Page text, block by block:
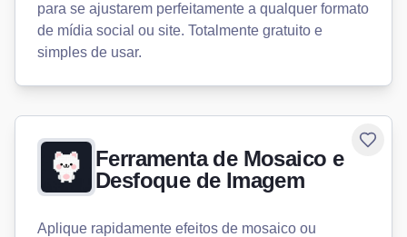
para se ajustarem perfeitamente a qualquer formato
de mídia social ou site. Totalmente gratuito e
simples de usar.
Ferramenta de Mosaico e
Desfoque de Imagem
Aplique rapidamente efeitos de mosaico ou